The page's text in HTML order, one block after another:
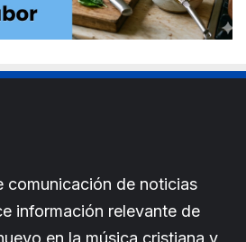
comunicación de noticias
información relevante de